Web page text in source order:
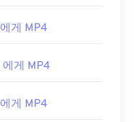
게 MP4
에게 MP4
게 MP4